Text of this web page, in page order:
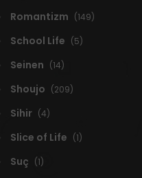
Romantizm (149)
School Life (5)
Seinen (14)
Shoujo (209)
Sihir (4)
Slice of Life (1)
Suç (1)